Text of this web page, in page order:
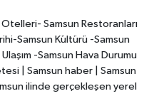
Samsun Restoranları
Samsun Kültürü -Samsun
-Samsun Hava Durumu
| Samsun haber | Samsun
ilinde gerçekleşen yerel